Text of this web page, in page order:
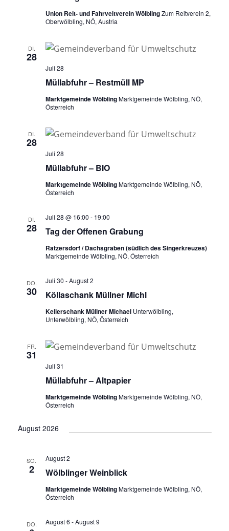
Union Reit- und Fahrveitverein WölblingZum Reitverein 2,
Oberwölbling, NÖ, Austria
DI.
28
Müllabfuhr – Restmüll MP
Juli 28
Marktgemeinde WölblingMarktgemeinde Wölbling, NÖ,
Österreich
DI.
28
Müllabfuhr – BIO
Juli 28
Marktgemeinde WölblingMarktgemeinde Wölbling, NÖ,
Österreich
DI.
28 Tag der Offenen Grabung
Juli 28 @ 16:00 - 19:00
Ratzersdorf / Dachsgraben (südlich des Singerkreuzes)
Marktgemeinde Wölbling, NÖ, Österreich
DO.
30 Köllaschank Müllner Michl
Juli 30 -August 2
Kellerschank Müllner Michael Unterwölbling,
Unterwölbling, NÖ, Österreich
FR.
31
Müllabfuhr – Altpapier
Juli 31
Marktgemeinde WölblingMarktgemeinde Wölbling, NÖ,
Österreich
August 2026
SO.
2 Wölblinger Weinblick
August 2
Marktgemeinde WölblingMarktgemeinde Wölbling, NÖ,
Österreich
DO. August 6 -August 9